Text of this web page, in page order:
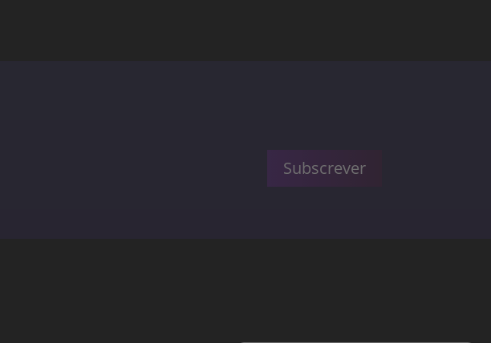
Subscrever